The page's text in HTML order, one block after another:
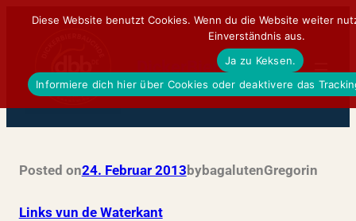
DickerBierBauchDE
Posted on24. Februar 2013bybagalutenGregorin
Links vun de Waterkant
Diese Website benutzt Cookies. Wenn du die Website weiter
Einverständnis aus.
Ja zu Keksen.
Informiere dich hier über Cookies oder deaktivere das